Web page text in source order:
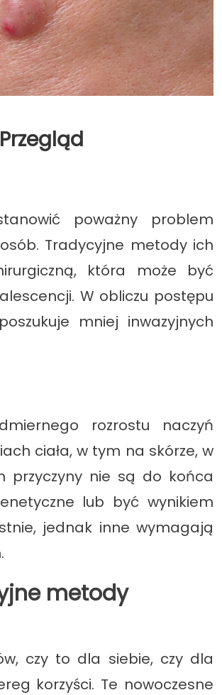
poważny problem
Tradycyjne metody ich
która może być
W obliczu postępu
mniej inwazyjnych
rozrostu naczyń
ciała, w tym na skórze, w
przyczyny nie są do końca
lub być wynikiem
jednak inne wymagają
metody
czy to dla siebie, czy dla
korzyści. Te nowoczesne